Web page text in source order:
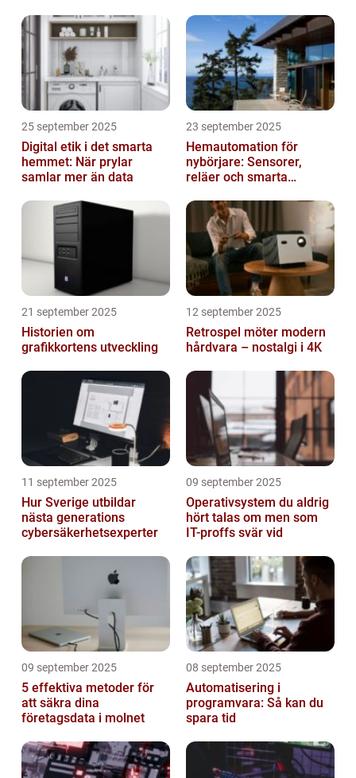
25 september 2025
Digital etik i det smarta
hemmet: När prylar
samlar mer än data
23 september 2025
Hemautomation för
nybörjare: Sensorer,
reläer och smarta
21 september 2025
Historien om
grafikkortens utveckling
12 september 2025
Retrospel möter modern
hårdvara – nostalgi i 4K
11 september 2025
Hur Sverige utbildar
nästa generations
cybersäkerhetsexperter
09 september 2025
Operativsystem du aldrig
hört talas om men som
IT-proffs svär vid
09 september 2025
5 effektiva metoder för
att säkra dina
företagsdata i molnet
08 september 2025
Automatisering i
programvara: Så kan du
spara tid